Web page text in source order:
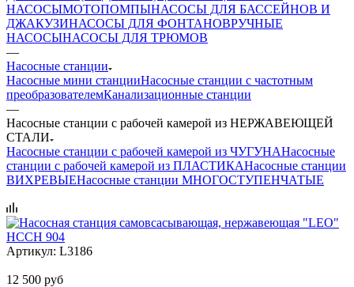
НАСОСЫМОТОПОМПЫНАСОСЫ ДЛЯ БАССЕЙНОВ И
ДЖАКУЗИНАСОСЫ ДЛЯ ФОНТАНОВРУЧНЫЕ
НАСОСЫНАСОСЫ ДЛЯ ТРЮМОВ
—
Насосные станции
Насосные мини станцииНасосные станции с частотным
преобразователемКанализационные станции
—
Насосные станции с рабочей камерой из НЕРЖАВЕЮЩЕЙ
СТАЛИ
Насосные станции с рабочей камерой из ЧУГУНАНасосные
станции с рабочей камерой из ПЛАСТИКАНасосные станции
ВИХРЕВЫЕНасосные станции МНОГОСТУПЕНЧАТЫЕ
Артикул: L3186
12 500 руб